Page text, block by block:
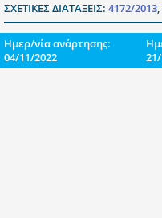
ΣΧΕΤΙΚΕΣ ΔΙΑΤΑΞΕΙΣ: 4172/2013,
Ημερ/νία ανάρτησης:
04/11/2022